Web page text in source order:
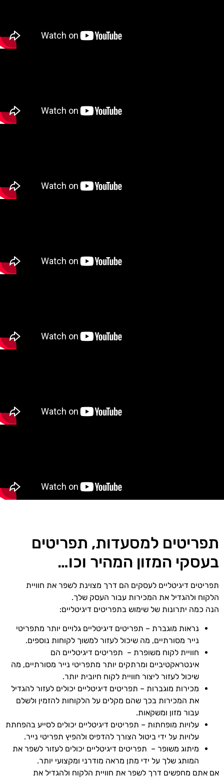
תפריטים למסעדות, תפריטים
בעסקי המזון המהיר וכו…
תפריטים דיגיטליים לעסקים הם דרך מצוינת לשפר את חוויית
הלקוח ולהגדיל את המכירות עבור העסק שלך.
הנה כמה יתרונות של שימוש בתפריטים דיגיטליים:
נראות מוגברת – תפריטים דיגיטליים גלויים יותר מתפריטי
נייר מסורתיים, מה שיכול לעזור למשוך לקוחות נוספים.
חוויית לקוח משופרת – תפריטים דיגיטליים הם
אינטראקטיביים ומרתקים יותר מתפריטי נייר מסורתיים, מה
שיכול לעזור ליצור חוויית לקוח חיובית יותר.
מכירות מוגברות – תפריטים דיגיטליים יכולים לעזור להגדיל
את המכירות בכך שהם מקלים על הלקוחות להזמין ולשלם
עבור מזון ומשקאות.
עלויות מופחתות – תפריטים דיגיטליים יכולים לסייע בהפחתת
עלויות על ידי ביטול הצורך להדפיס ולהפיץ תפריטי נייר.
מיתוג משופר – תפריטים דיגיטליים יכולים לעזור לשפר את
המותג שלך על ידי מתן מראה מודרני ומקצועי יותר.
אם אתם מחפשים דרך לשפר את חוויית הלקוח ולהגדיל את